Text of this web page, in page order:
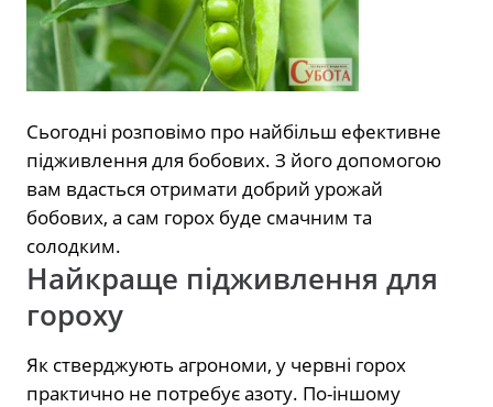
Сьогодні розповімо про найбільш ефективне
підживлення для бобових. З його допомогою
вам вдасться отримати добрий урожай
бобових, а сам горох буде смачним та
солодким.
Найкраще підживлення для
гороху
Як стверджують агрономи, у червні горох
практично не потребує азоту. По-іншому